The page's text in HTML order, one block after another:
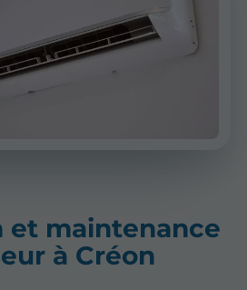
et maintenance
à Créon